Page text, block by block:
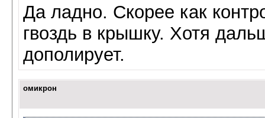
Да ладно. Скорее как
гвоздь в крышку. Хотя
дополирует.
омикрон